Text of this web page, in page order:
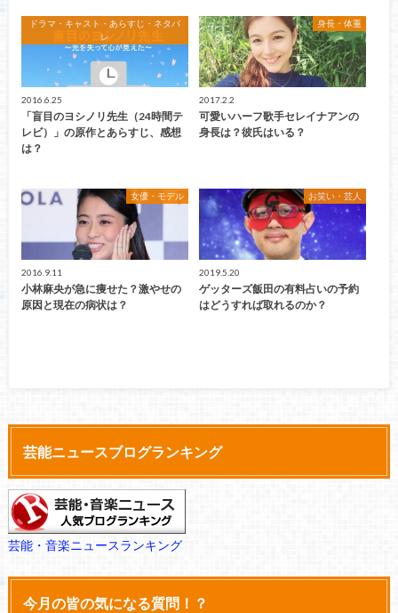
ドラマ・キャスト・あらすじ・ネタバ
レ
2016.6.25
「盲目のヨシノリ先生（24時間テ
レビ）」の原作とあらすじ、感想
は？
身長・体重
2017.2.2
可愛いハーフ歌手セレイナアンの
身長は？彼氏はいる？
女優・モデル
2016.9.11
小林麻央が急に痩せた？激やせの
原因と現在の病状は？
お笑い・芸人
2019.5.20
ゲッターズ飯田の有料占いの予約
はどうすれば取れるのか？
芸能ニュースブログランキング
芸能・音楽ニュースランキング
今月の皆の気になる質問！？